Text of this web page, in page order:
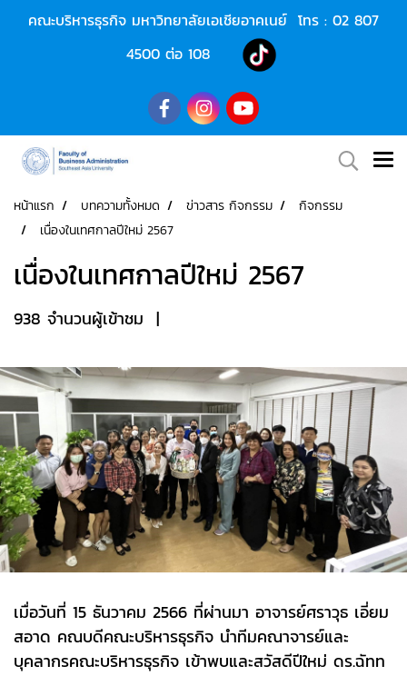
คณะบริหารธุรกิจ มหาวิทยาลัยเอเชียอาคเนย์ โทร : 02 807
4500ต่อ 108
หน้าแรก บทความทั้งหมด ข่าวสาร กิจกรรม
กิจกรรม
เนื่องในเทศกาลปีใหม่ 2567
เนื่องในเทศกาลปีใหม่ 2567
938 จำนวนผู้เข้าชม |
เมื่อวันที่ 15 ธันวาคม 2566 ที่ผ่านมา อาจารย์ศราวุธ เอี่ยม
สอาด คณบดีคณะบริหารธุรกิจ นำทีมคณาจารย์และ
บุคลากรคณะบริหารธุรกิจ เข้าพบและสวัสดีปีใหม่ ดร.ฉัทท